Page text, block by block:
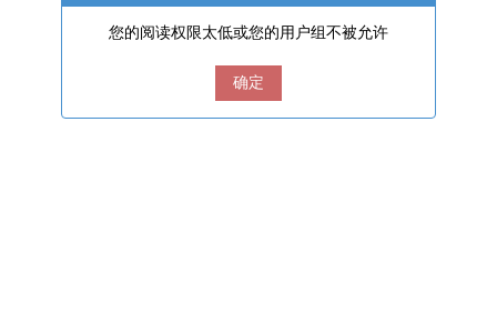
您的阅读权限太低或您的用户组不被允许
确定